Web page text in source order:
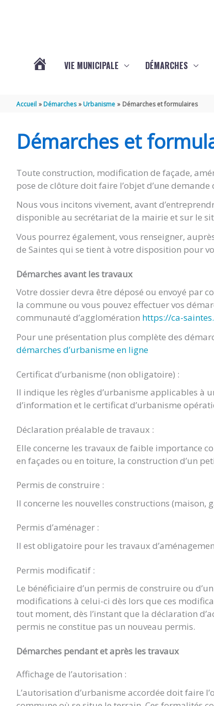
THÉNAC
VIE MUNICIPALE DÉMARCHES
Accueil Démarches Urbanisme Démarches et formulaires
Démarches et
Toute construction, modification de façade,
pose de clôture doit faire l’objet d’une
Nous vous incitons vivement, avant
disponible au secrétariat de la mairie et sur le
Vous pourrez également, vous renseigner,
de Saintes qui se tient à votre disposition pour
Démarches avant les travaux
Votre dossier devra être déposé ou envoyé par
la commune ou vous pouvez effectuer vos
communauté d’agglomération https://ca-
Pour une présentation plus complète des
démarches d’urbanisme en ligne
Certificat d’urbanisme (non obligatoire) :
Il indique les règles d’urbanisme applicables à
d’information et le certificat d’urbanisme
Déclaration préalable de travaux :
Elle concerne les travaux de faible importance
en façades ou en toiture, la construction d’un
Permis de construire :
Il concerne les nouvelles constructions
Permis d’aménager :
Il est obligatoire pour les travaux
Permis modificatif :
Le bénéficiaire d’un permis de construire ou
modifications à celui-ci dès lors que ces
tout moment, dès l’instant que la déclaration
permis ne constitue pas un nouveau permis.
Démarches pendant et après les travaux
Affichage de l’autorisation :
L’autorisation d’urbanisme accordée doit faire